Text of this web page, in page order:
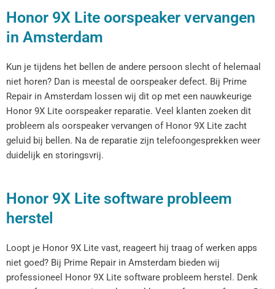
Honor 9X Lite oorspeaker vervangen
in Amsterdam
Kun je tijdens het bellen de andere persoon slecht of helemaal
niet horen? Dan is meestal de oorspeaker defect. Bij Prime
Repair in Amsterdam lossen wij dit op met een nauwkeurige
Honor 9X Lite oorspeaker reparatie. Veel klanten zoeken dit
probleem als oorspeaker vervangen of Honor 9X Lite zacht
geluid bij bellen. Na de reparatie zijn telefoongesprekken weer
duidelijk en storingsvrij.
Honor 9X Lite software probleem
herstel
Loopt je Honor 9X Lite vast, reageert hij traag of werken apps
niet goed? Bij Prime Repair in Amsterdam bieden wij
professioneel Honor 9X Lite software probleem herstel. Denk